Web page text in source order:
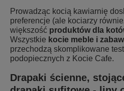
Prowadząc kocią kawiarnię
preferencje (ale kociarzy
większość produktów dla
Wszystkie kocie meble i
przechodzą skomplikowane
podopiecznych z Kocie Cafe.
Drapaki ścienne,